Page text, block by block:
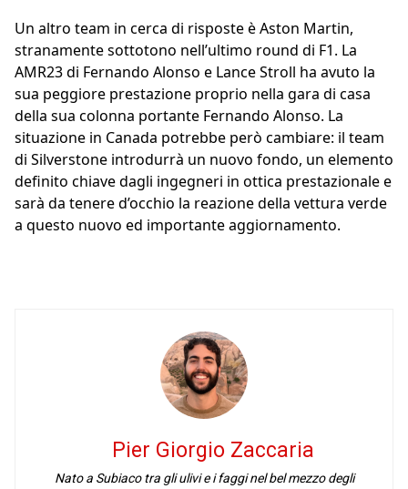
Un altro team in cerca di risposte è Aston Martin,
stranamente sottotono nell’ultimo round di F1. La
AMR23 di Fernando Alonso e Lance Stroll ha avuto la
sua peggiore prestazione proprio nella gara di casa
della sua colonna portante Fernando Alonso. La
situazione in Canada potrebbe però cambiare: il team
di Silverstone introdurrà un nuovo fondo, un elemento
definito chiave dagli ingegneri in ottica prestazionale e
sarà da tenere d’occhio la reazione della vettura verde
a questo nuovo ed importante aggiornamento.
Pier Giorgio Zaccaria
Nato a Subiaco tra gli ulivi e i faggi nel bel mezzo degli